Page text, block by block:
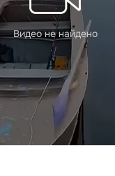
Видео не найдено